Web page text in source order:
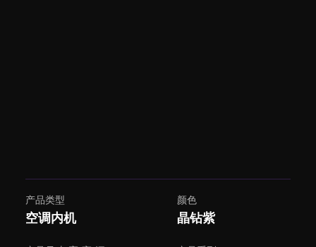
产品类型
空调内机
颜色
晶钻紫